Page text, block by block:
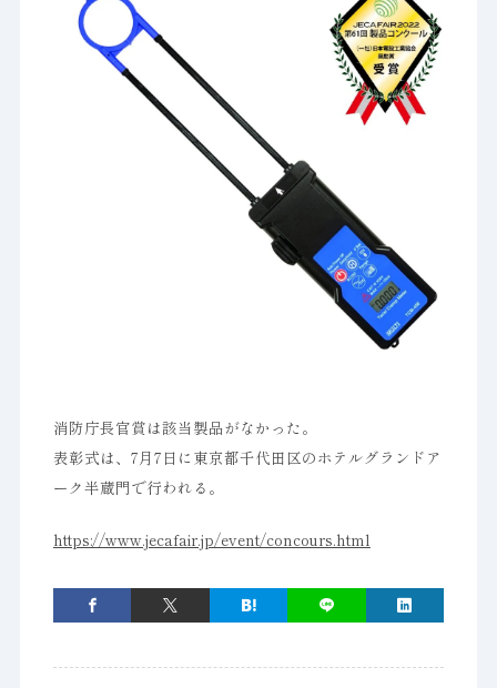
消防庁長官賞は該当製品がなかった。
表彰式は、7月7日に東京都千代田区のホテルグランドア
ーク半蔵門で行われる。
https://www.jecafair.jp/event/concours.html